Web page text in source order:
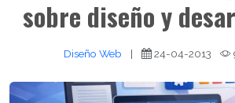
sobre diseño y
Diseño Web | 24-04-2013